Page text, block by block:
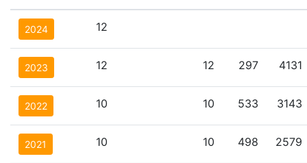
2024 12
2023 12 12 297 4131
2022 10 10 533 3143
2021 10 10 498 2579